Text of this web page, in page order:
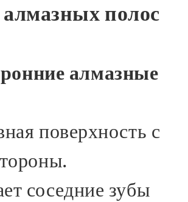
полос
алмазные
поверхность с
соседние зубы